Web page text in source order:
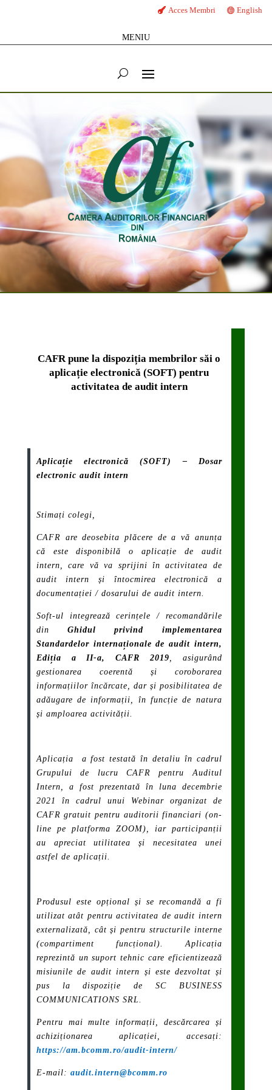
Acces Membri English
MENIU
CAFR pune la dispoziția membrilor săi o
aplicație electronică (SOFT) pentru
activitatea de audit intern
Aplicație electronică (SOFT) – Dosar
electronic audit intern
Stimați colegi,
CAFR are deosebita plăcere de a vă anunța
că este disponibilă o aplicație de audit
intern, care vă va sprijini în activitatea de
audit intern și întocmirea electronică a
documentației / dosarului de audit intern.
Soft-ul integrează cerințele / recomandările
dinGhidul privind implementarea
Standardelor internaționale de audit intern,
Ediția a II-a, CAFR 2019 , asigurând
gestionarea coerentă și coroborarea
informațiilor încărcate, dar și posibilitatea de
adăugare de informații, în funcție de natura
și amploarea activității.
Aplicația a fost testată în detaliu în cadrul
Grupului de lucru CAFR pentru Auditul
Intern, a fost prezentată în luna decembrie
2021 în cadrul unui Webinar organizat de
CAFR gratuit pentru auditorii financiari (on-
line pe platforma ZOOM), iar participanții
au apreciat utilitatea și necesitatea unei
astfel de aplicații.
Produsul este opțional și se recomandă a fi
utilizat atât pentru activitatea de audit intern
externalizată, cât și pentru structurile interne
(compartiment funcțional). Aplicația
reprezintă un suport tehnic care eficientizează
misiunile de audit intern și este dezvoltat și
pus la dispoziție de SC BUSINESS
COMMUNICATIONS SRL.
Pentru mai multe informații, descărcarea și
achiziționarea aplicației, accesați:
https://am.bcomm.ro/audit-intern/
E-mail: audit.intern@bcomm.ro